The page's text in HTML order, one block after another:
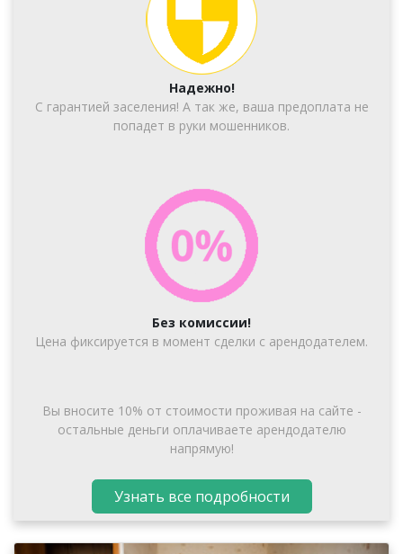
Надежно!
С гарантией заселения! А так же, ваша предоплата не
попадет в руки мошенников.
Без комиссии!
Цена фиксируется в момент сделки с арендодателем.
Вы вносите 10% от стоимости проживая на сайте -
остальные деньги оплачиваете арендодателю
напрямую!
Узнать все подробности